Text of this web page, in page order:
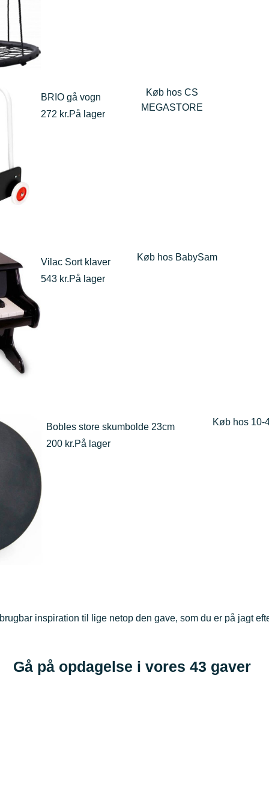
BRIO gå vogn
272 kr.På lager
Køb hos CS
MEGASTORE
Vilac Sort klaver
543 kr.På lager
Køb hos BabySam
Bobles store skumbolde 23cm
200 kr.På lager
Køb hos 10-
inspiration til lige netop den gave, som du er på jagt
Gå på opdagelse i vores 43 gaver